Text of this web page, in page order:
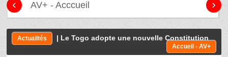
AV+ - Acccueil
‹ ›
Actualités | Le Togo adopte une nouvelle Constitution
Accueil - AV+